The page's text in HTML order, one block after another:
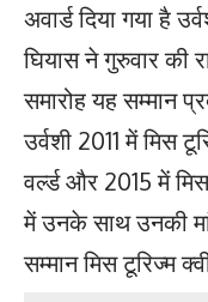
अवार्ड दिया गया है
घियास ने गुरुवार की
समारोह यह सम्मान
उर्वशी 2011 में मिस
वर्ल्ड और 2015 में
में उनके साथ उनकी मां
सम्मान मिस टूरिज्म